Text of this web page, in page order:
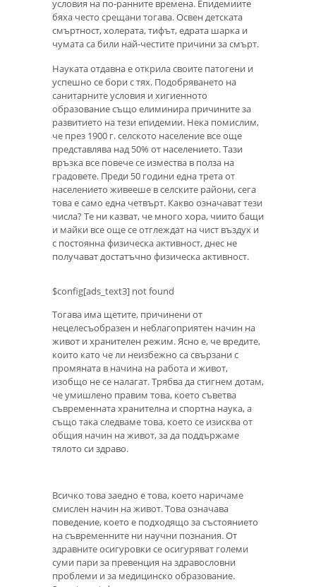
условия на по-ранните времена. Епидемиите
бяха често срещани тогава. Освен детската
смъртност, холерата, тифът, едрата шарка и
чумата са били най-честите причини за смърт.
Науката отдавна е открила своите патогени и
успешно се бори с тях. Подобряването на
санитарните условия и хигиенното
образование също елиминира причините за
развитието на тези епидемии. Нека помислим,
че през 1900 г. селското население все още
представлява над 50% от населението. Тази
връзка все повече се измества в полза на
градовете. Преди 50 години една трета от
населението живееше в селските райони, сега
това е само една четвърт. Какво означават тези
числа? Те ни казват, че много хора, чиито бащи
и майки все още се отглеждат на чист въздух и
с постоянна физическа активност, днес не
получават достатъчно физическа активност.
$config[ads_text3] not found
Тогава има щетите, причинени от
нецелесъобразен и неблагоприятен начин на
живот и хранителен режим. Ясно е, че вредите,
които като че ли неизбежно са свързани с
промяната в начина на работа и живот,
изобщо не се налагат. Трябва да стигнем дотам,
че умишлено правим това, което съветва
съвременната хранителна и спортна наука, а
също така следваме това, което се изисква от
общия начин на живот, за да поддържаме
тялото си здраво.
Всичко това заедно е това, което наричаме
смислен начин на живот. Това означава
поведение, което е подходящо за състоянието
на съвременните ни научни познания. От
здравните осигуровки се осигуряват големи
суми пари за превенция на здравословни
проблеми и за медицинско образование.